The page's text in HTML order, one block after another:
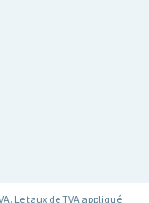
Le taux de TVA appliqué